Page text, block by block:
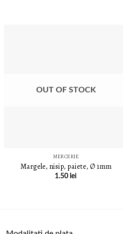
OUT OF STOCK
MERCERIE
Margele, nisip, paiete, Ø 1mm
1.50 lei